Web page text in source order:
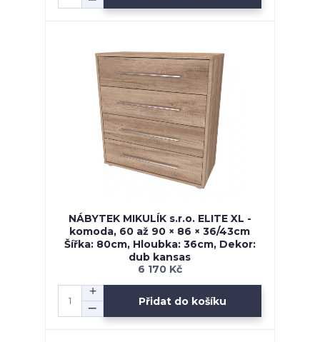
NÁBYTEK MIKULÍK s.r.o. ELITE XL -
komoda, 60 až 90 × 86 × 36/43cm
Šířka: 80cm, Hloubka: 36cm, Dekor:
dub kansas
6 170 Kč
Přidat do košíku